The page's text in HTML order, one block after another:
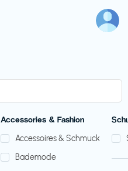
Accessories & Fashion
Accessoires & Schmuck
Bademode